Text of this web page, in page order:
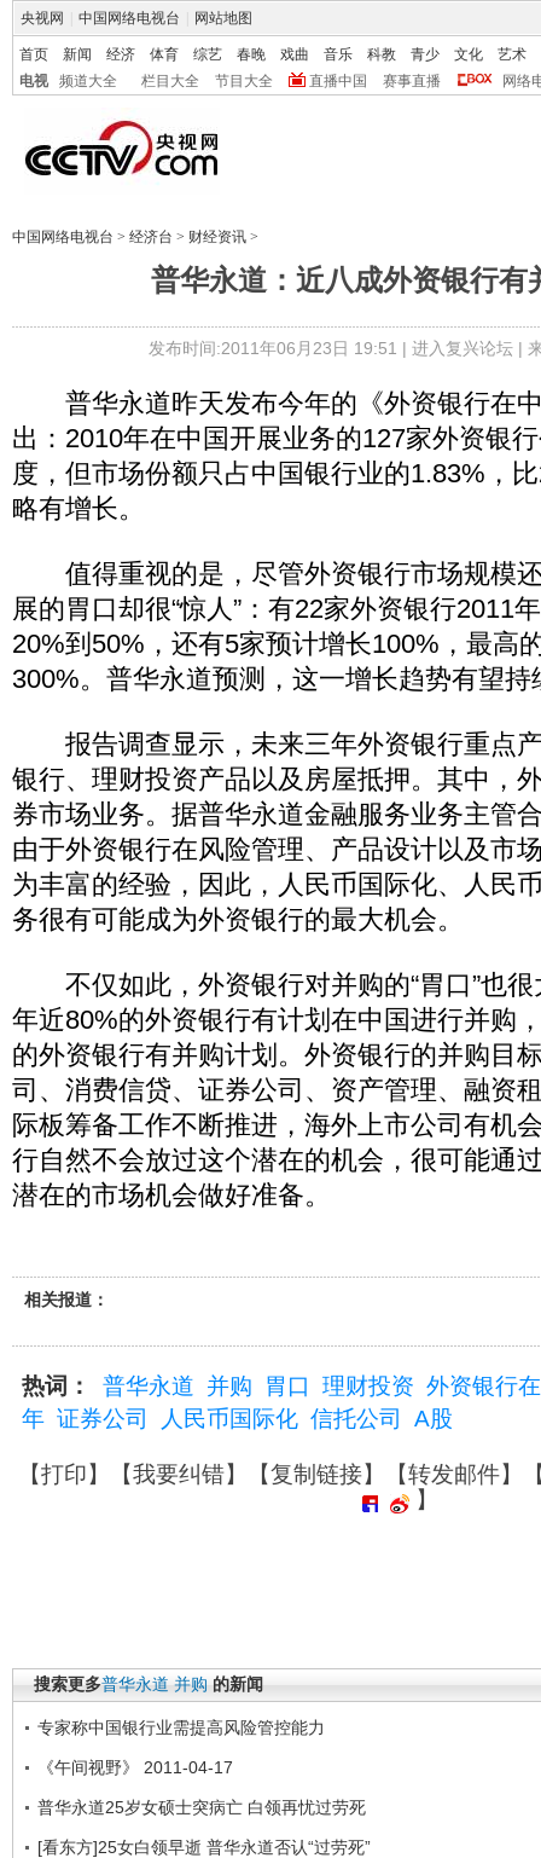
央视网 中国网络电视台 网站地图
首页 新闻 经济 体育 综艺 春晚 戏曲 音乐 科教 青少 文化
艺术
电视
频道大全 栏目大全 节目大全 直播中国 赛事直播 网络
中国网络电视台 > 经济台 > 财经资讯 >
普华永道：近八成外资银行有
发布时间:2011年06月23日 19:51 | 进入复兴论坛|
普华永道昨天发布今年的《外资银行在
出：2010年在中国开展业务的127家外资银
度，但市场份额只占中国银行业的1.83%，
略有增长。
值得重视的是，尽管外资银行市场规模
展的胃口却很“惊人”：有22家外资银行2011
20%到50%，还有5家预计增长100%，最高
300%。普华永道预测，这一增长趋势有望持
报告调查显示，未来三年外资银行重点
银行、理财投资产品以及房屋抵押。其中，
券市场业务。据普华永道金融服务业务主管
由于外资银行在风险管理、产品设计以及市
为丰富的经验，因此，人民币国际化、人民
务很有可能成为外资银行的最大机会。
不仅如此，外资银行对并购的“胃口”也很
年近80%的外资银行有计划在中国进行并购
的外资银行有并购计划。外资银行的并购目
司、消费信贷、证券公司、资产管理、融资
际板筹备工作不断推进，海外上市公司有机
行自然不会放过这个潜在的机会，很可能通
潜在的市场机会做好准备。
相关报道：
热词： 普华永道 并购 胃口 理财投资 外资银行
年 证券公司 人民币国际化 信托公司 A股
【打印】【我要纠错】【复制链接】【转发邮件】
】
搜索更多普华永道 并购 的新闻
专家称中国银行业需提高风险管控能力
《午间视野》 2011-04-17
普华永道25岁女硕士突病亡 白领再忧过劳死
[看东方]25女白领早逝 普华永道否认“过劳死”